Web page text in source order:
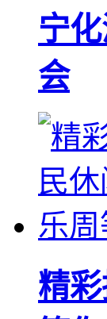
宁
会
精